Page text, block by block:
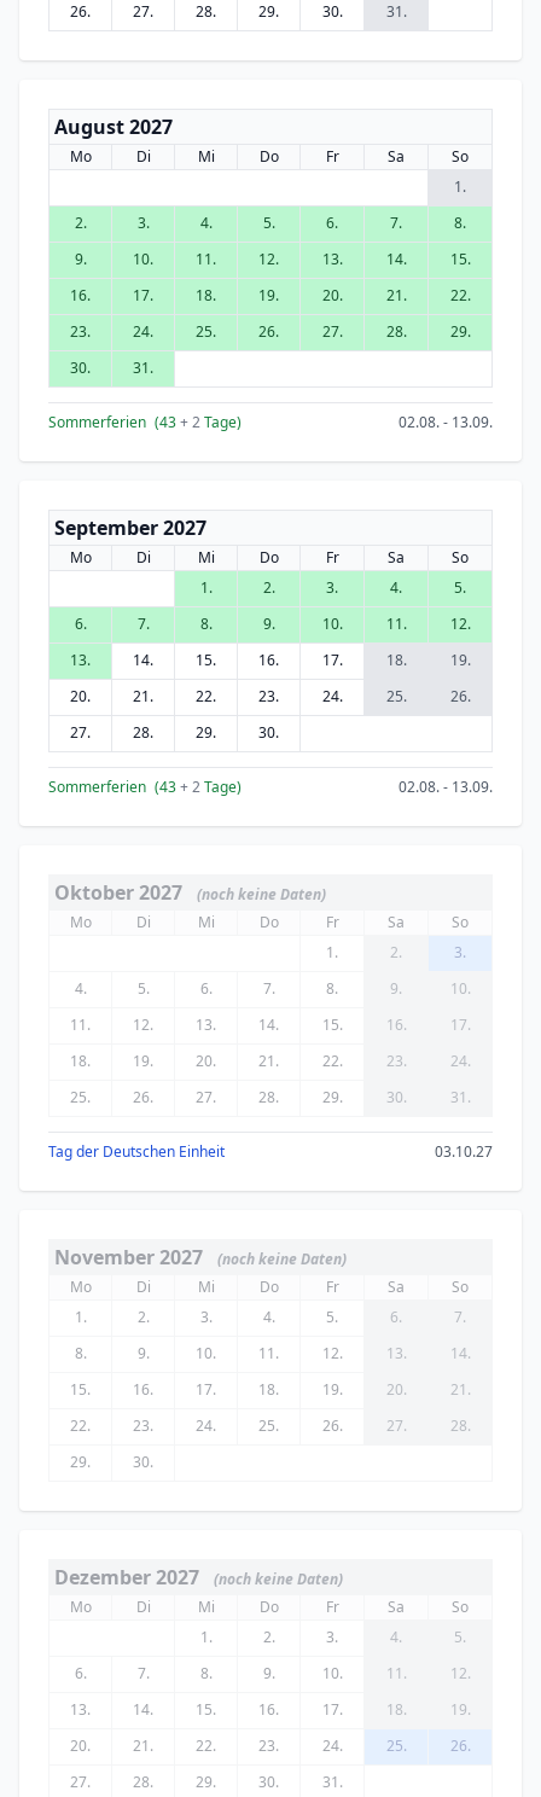
26.
27. 28. 29. 30. 31.
August 2027
Mo Di Mi Do Fr Sa
So
1.
2.
3. 4. 5. 6. 7.
8.
9.
10. 11. 12. 13. 14.
15.
16.
17. 18. 19. 20. 21.
22.
23.
24. 25. 26. 27. 28.
29.
30.
31.
Sommerferien (43+ 2Tage) 02.08. - 13.09.
September 2027
Mo Di Mi Do Fr Sa
So
1.
2. 3. 4.
5.
6.
7. 8. 9. 10. 11.
12.
13.
14. 15. 16. 17. 18.
19.
20.
21. 22. 23. 24. 25.
26.
27.
28. 29. 30.
Sommerferien (43+ 2Tage) 02.08. - 13.09.
Oktober 2027
(noch keine Daten)
Mo
Di Mi Do Fr Sa
So
1.
2.
3.
4.
5. 6. 7. 8. 9.
10.
11.
12. 13. 14. 15. 16.
17.
18.
19. 20. 21. 22. 23.
24.
25.
26. 27. 28. 29. 30. 31.
Tag der Deutschen Einheit 03.10.27
November 2027
(noch keine Daten)
Mo
Di Mi Do Fr Sa
So
1.
2. 3. 4. 5. 6.
7.
8.
9. 10. 11. 12. 13.
14.
15.
16. 17. 18. 19. 20.
21.
22.
23. 24. 25. 26. 27.
28.
29.
30.
Dezember 2027
(noch keine Daten)
Mo
Di Mi Do Fr Sa
So
1.
2. 3. 4.
5.
6.
7. 8. 9. 10. 11.
12.
13.
14. 15. 16. 17. 18.
19.
20.
21. 22. 23. 24. 25.
26.
27.
28. 29. 30. 31.